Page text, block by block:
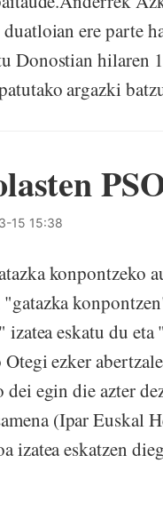
ere parte
Donostian hilaren
argazki
15 15:38
konpontzeko
eskatu du
ezker
egin die azter
(Ipar Euskal
eskatzen